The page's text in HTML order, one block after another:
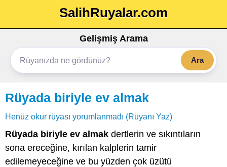
SalihRuyalar.com
Gelişmiş Arama
Ara
Rüyada biriyle ev almak
Henüz okur rüyası yorumlanmadı (Rüyanı Yaz)
Rüyada biriyle ev almak dertlerin ve sıkıntıların
sona ereceğine, kırılan kalplerin tamir
edilemeyeceğine ve bu yüzden çok üzütü